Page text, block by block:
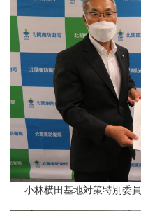
小林横田基地対策特別委